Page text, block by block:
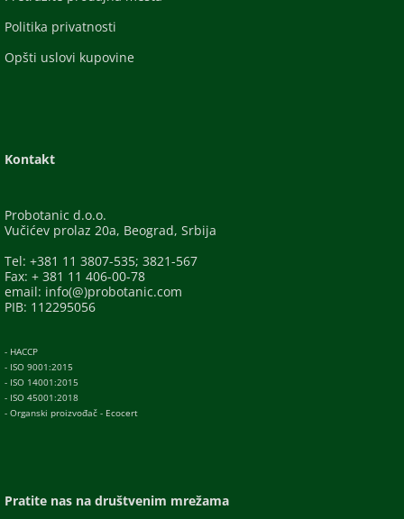
Politika privatnosti
Opšti uslovi kupovine
Kontakt
Probotanic d.o.o.
Vučićev prolaz 20a, Beograd, Srbija
Tel: +381 11 3807-535; 3821-567
Fax: + 381 11 406-00-78
email: info(@)probotanic.com
PIB: 112295056
- HACCP
- ISO 9001:2015
- ISO 14001:2015
- ISO 45001:2018
- Organski proizvođač - Ecocert
Pratite nas na društvenim mrežama